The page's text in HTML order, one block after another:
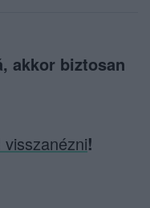
akkor biztosan
!